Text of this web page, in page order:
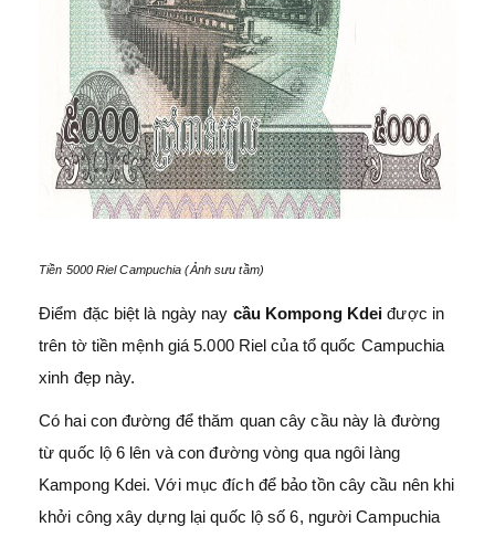
Tiền 5000 Riel Campuchia (Ảnh sưu tầm)
Điểm đặc biệt là ngày nay cầu Kompong Kdei được in
trên tờ tiền mệnh giá 5.000 Riel của tổ quốc Campuchia
xinh đẹp này.
Có hai con đường để thăm quan cây cầu này là đường
từ quốc lộ 6 lên và con đường vòng qua ngôi làng
Kampong Kdei. Với mục đích để bảo tồn cây cầu nên khi
khởi công xây dựng lại quốc lộ số 6, người Campuchia